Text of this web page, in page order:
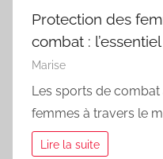
Protection des
combat :
Marise
Les sports de
femmes à travers le
Lire la suite